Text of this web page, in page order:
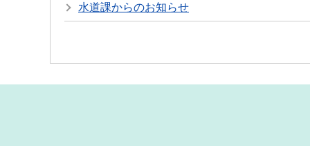
水道課からのお知らせ